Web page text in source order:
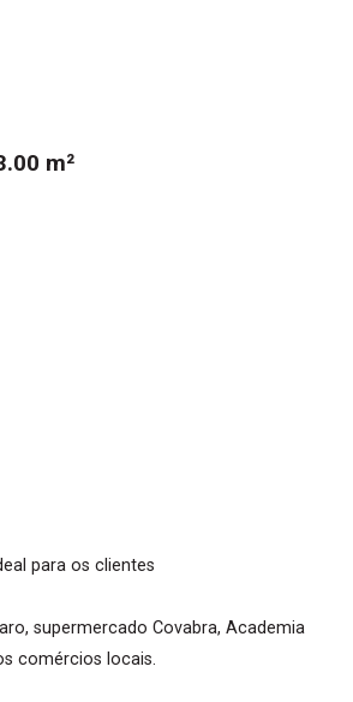
m²
para os clientes
supermercado Covabra, Academia
comércios locais.